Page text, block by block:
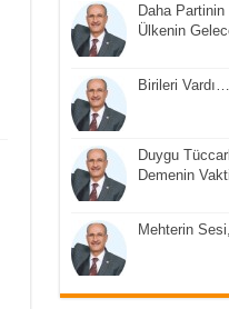
Daha
Ülkenin
Birileri Vardı…
Duygu
Demenin
Mehterin